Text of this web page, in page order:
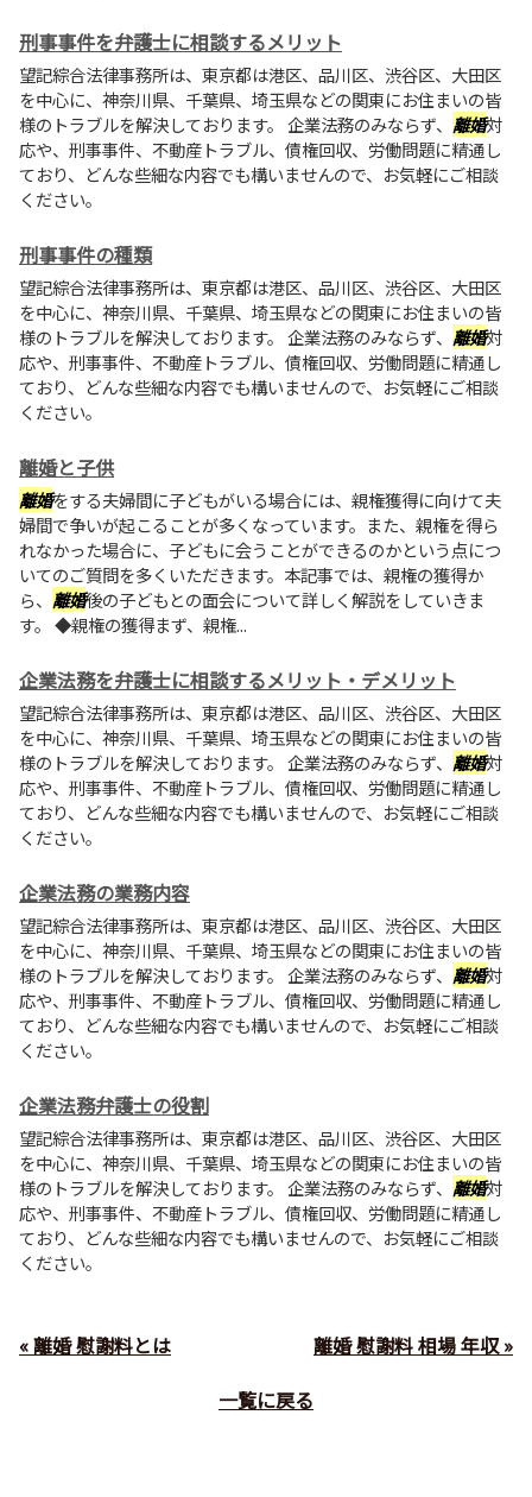
刑事事件を弁護士に相談するメリット
望記綜合法律事務所は、東京都は港区、品川区、渋谷区、大田区
を中心に、神奈川県、千葉県、埼玉県などの関東にお住まいの皆
様のトラブルを解決しております。 企業法務のみならず、 離婚対
応や、刑事事件、不動産トラブル、債権回収、労働問題に精通し
ており、どんな些細な内容でも構いませんので、お気軽にご相談
ください。
刑事事件の種類
望記綜合法律事務所は、東京都は港区、品川区、渋谷区、大田区
を中心に、神奈川県、千葉県、埼玉県などの関東にお住まいの皆
様のトラブルを解決しております。 企業法務のみならず、 離婚対
応や、刑事事件、不動産トラブル、債権回収、労働問題に精通し
ており、どんな些細な内容でも構いませんので、お気軽にご相談
ください。
離婚と子供
離婚をする夫婦間に子どもがいる場合には、親権獲得に向けて夫
婦間で争いが起こることが多くなっています。また、親権を得ら
れなかった場合に、子どもに会うことができるのかという点につ
いてのご質問を多くいただきます。本記事では、親権の獲得か
ら、 離婚後の子どもとの面会について詳しく解説をしていきま
す。 ◆親権の獲得まず、親権...
企業法務を弁護士に相談するメリット・デメリット
望記綜合法律事務所は、東京都は港区、品川区、渋谷区、大田区
を中心に、神奈川県、千葉県、埼玉県などの関東にお住まいの皆
様のトラブルを解決しております。 企業法務のみならず、 離婚対
応や、刑事事件、不動産トラブル、債権回収、労働問題に精通し
ており、どんな些細な内容でも構いませんので、お気軽にご相談
ください。
企業法務の業務内容
望記綜合法律事務所は、東京都は港区、品川区、渋谷区、大田区
を中心に、神奈川県、千葉県、埼玉県などの関東にお住まいの皆
様のトラブルを解決しております。 企業法務のみならず、 離婚対
応や、刑事事件、不動産トラブル、債権回収、労働問題に精通し
ており、どんな些細な内容でも構いませんので、お気軽にご相談
ください。
企業法務弁護士の役割
望記綜合法律事務所は、東京都は港区、品川区、渋谷区、大田区
を中心に、神奈川県、千葉県、埼玉県などの関東にお住まいの皆
様のトラブルを解決しております。 企業法務のみならず、 離婚対
応や、刑事事件、不動産トラブル、債権回収、労働問題に精通し
ており、どんな些細な内容でも構いませんので、お気軽にご相談
ください。
« 離婚 慰謝料とは
離婚 慰謝料 相場 年収 »
一覧に戻る